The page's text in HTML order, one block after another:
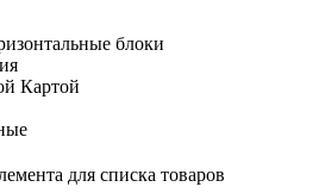
блоки
Картой
для списка товаров